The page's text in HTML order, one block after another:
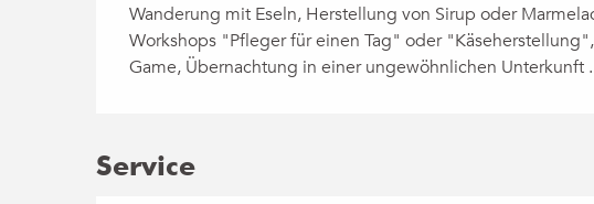
Wanderung mit Eseln, Herstellung von Sirup oder
Workshops "Pfleger für einen Tag" oder
Game, Übernachtung in einer ungewöhnlichen Unterkunft
Service